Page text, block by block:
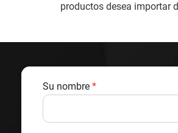
productos desea importar
Su nombre *